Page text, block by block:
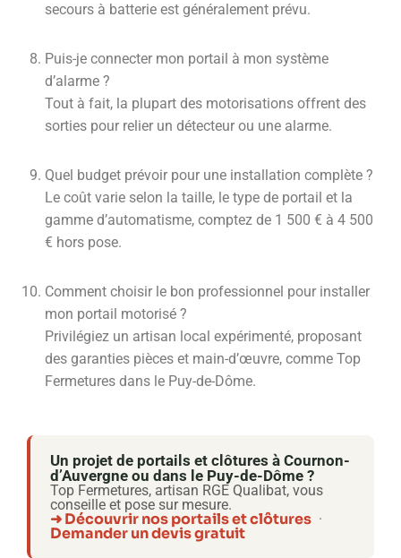
secours à batterie est généralement prévu.
Puis-je connecter mon portail à mon système
d’alarme ?
Tout à fait, la plupart des motorisations offrent des
sorties pour relier un détecteur ou une alarme.
Quel budget prévoir pour une installation complète ?
Le coût varie selon la taille, le type de portail et la
gamme d’automatisme, comptez de 1 500 € à 4 500
€ hors pose.
Comment choisir le bon professionnel pour installer
mon portail motorisé ?
Privilégiez un artisan local expérimenté, proposant
des garanties pièces et main-d’œuvre, comme Top
Fermetures dans le Puy-de-Dôme.
Un projet de portails et clôtures à Cournon-
d’Auvergne ou dans le Puy-de-Dôme ?
Top Fermetures, artisan RGE Qualibat, vous
conseille et pose sur mesure.
➜ Découvrir nos portails et clôtures ·
Demander un devis gratuit